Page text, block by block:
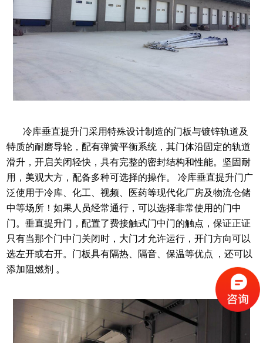
冷库垂直提升门采用特殊设计制造的门板与镀锌轨道及
特质的耐磨导轮，配有弹簧平衡系统，其门体沿固定的轨道
滑升，开启关闭轻快，具有完整的密封结构和性能。坚固耐
用，美观大方，配备多种可选择的操作。
冷库垂直提升门 广
泛使用于冷库、化工、视频、医药等现代化厂房及物流仓储
中等场所！如果人员经常通行，可以选择非常使用的门中
门。垂直提升门，配置了费接触式门中门的触点，保证正证
只有当那个门中门关闭时，大门才允许运行，开门方向可以
选左开或右开。门板具有隔热、隔音、保温等优点
，还可以
添加阻燃剂 。